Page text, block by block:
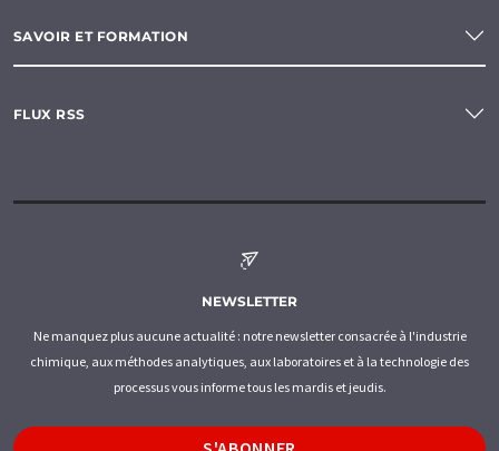
SAVOIR ET FORMATION
FLUX RSS
NEWSLETTER
Ne manquez plus aucune actualité : notre newsletter consacrée à l'industrie
chimique, aux méthodes analytiques, aux laboratoires et à la technologie des
processus vous informe tous les mardis et jeudis.